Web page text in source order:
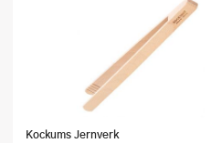
Kockums Jernverk